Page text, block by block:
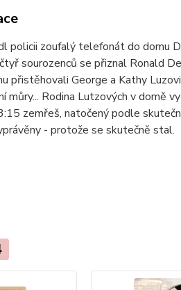
policii zoufalý telefonát do domu
sourozenců se přiznal Ronald
přistěhovali George a Kathy
Rodina Lutzových v domě
zemřeš, natočený podle
- protože se skutečně stal.